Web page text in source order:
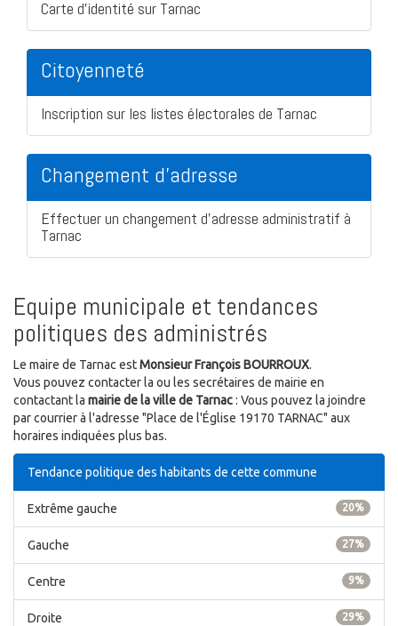
Carte d'identité sur Tarnac
Citoyenneté
Inscription sur les listes électorales de Tarnac
Changement d'adresse
Effectuer un changement d'adresse administratif à
Tarnac
Equipe municipale et tendances
politiques des administrés
Le maire de Tarnac estMonsieur François BOURROUX.
Vous pouvez contacter la ou les secrétaires de mairie en
contactant la mairie de la ville de Tarnac: Vous pouvez la joindre
par courrier à l'adresse "Place de l'Église 19170 TARNAC" aux
horaires indiquées plus bas.
Tendance politique des habitants de cette commune
20%
Extrême gauche
27%
Gauche
9%
Centre
29%
Droite